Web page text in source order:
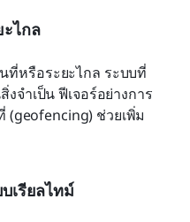
ไกล
หรือระยะไกล ระบบที่
จำเป็น ฟีเจอร์อย่างการ
(geofencing) ช่วยเพิ่ม
เรียลไทม์